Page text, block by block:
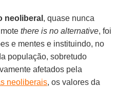
neoliberal , quase nunca
motethere is no alternative, foi
e mentes e instituindo, no
população, sobretudo
afetados pela
neoliberais, os valores da